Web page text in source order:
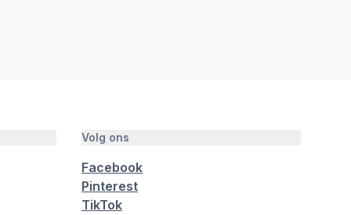
Volg ons
Facebook
Pinterest
TikTok